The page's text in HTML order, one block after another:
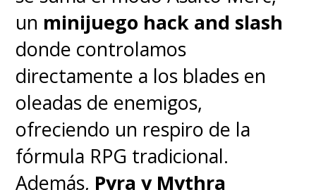
en 3D.
un minijuego hack and slash
donde controlamos
directamente a los blades en
oleadas de enemigos,
ofreciendo un respiro de la
fórmula RPG tradicional.
Además, Pyra y Mythra